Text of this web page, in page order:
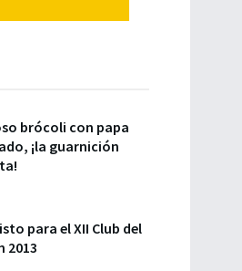
brócoli con papa
¡la guarnición
para el XII Club del
2013